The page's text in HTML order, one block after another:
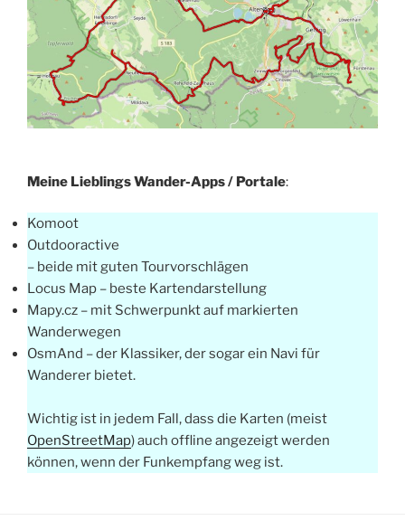
Meine Lieblings Wander-Apps / Portale:
Komoot
Outdooractive
– beide mit guten Tourvorschlägen
Locus Map – beste Kartendarstellung
Mapy.cz – mit Schwerpunkt auf markierten
Wanderwegen
OsmAnd – der Klassiker, der sogar ein Navi für
Wanderer bietet.
Wichtig ist in jedem Fall, dass die Karten (meist
OpenStreetMap) auch offline angezeigt werden
können, wenn der Funkempfang weg ist.